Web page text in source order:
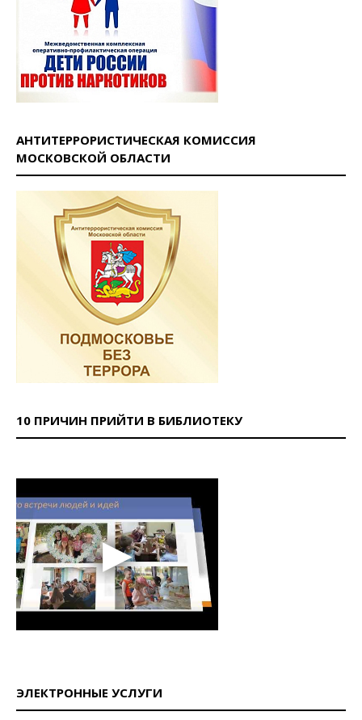
АНТИТЕРРОРИСТИЧЕСКАЯ КОМИССИЯ
МОСКОВСКОЙ ОБЛАСТИ
10 ПРИЧИН ПРИЙТИ В БИБЛИОТЕКУ
ЭЛЕКТРОННЫЕ УСЛУГИ